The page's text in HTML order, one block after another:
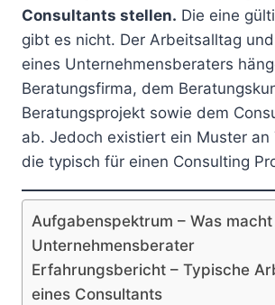
Consultants stellen. Die eine
gibt es nicht. Der Arbeitsalltag
eines Unternehmensberaters
Beratungsfirma, dem
Beratungsprojekt sowie dem
ab. Jedoch existiert ein Muster an
die typisch für einen Consulting
Aufgabenspektrum – Was macht
Unternehmensberater
Erfahrungsbericht – Typische
eines Consultants